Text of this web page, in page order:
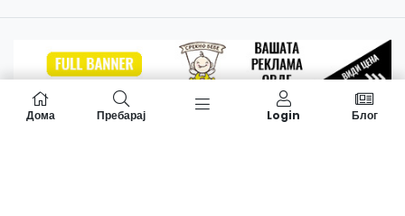
Дома Пребарај Login Блог